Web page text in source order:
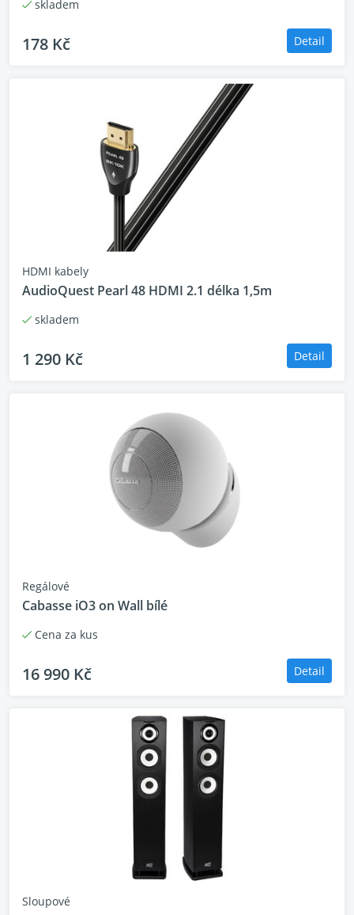
skladem
178 Kč Detail
HDMI kabely
AudioQuest Pearl 48 HDMI 2.1 délka 1,5m
skladem
1 290 Kč Detail
Regálové
Cabasse iO3 on Wall bílé
Cena za kus
16 990 Kč Detail
Sloupové